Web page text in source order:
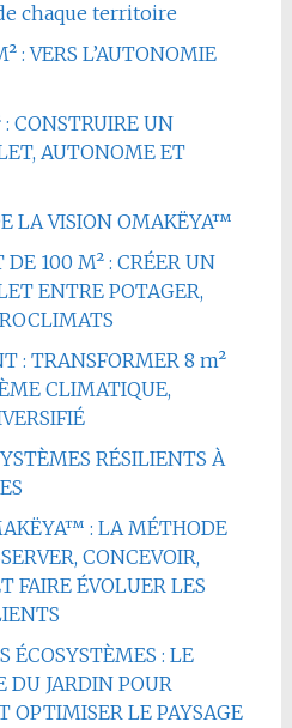
chaque territoire
: VERS L’AUTONOMIE
CONSTRUIRE UN
AUTONOME ET
LA VISION OMAKËYA™
100 M² : CRÉER UN
ENTRE POTAGER,
: TRANSFORMER 8 m²
CLIMATIQUE,
RÉSILIENTS À
: LA MÉTHODE
CONCEVOIR,
FAIRE ÉVOLUER LES
ÉCOSYSTÈMES : LE
DU JARDIN POUR
OPTIMISER LE PAYSAGE